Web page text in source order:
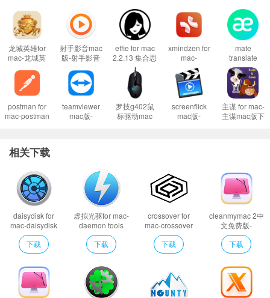
注意事项
用户在下载Mac软件后打开使用的时候可能会遇到的常见的三种报错：(出
现报错请大家务必一步一步耐心仔细看完下面的内容！！！)
XX软件已损坏，无法打开，你应该将它移到废纸篓
打不开XX软件，因为它来自身份不明的开发者
当你遇到上述问题的时候：
到这里一般情况下应用都可以运行了。
然而有的应用开启了任何来源还是不行，这是因为苹果进一步收缩了对未
签名应用的权限，这时候就需要通过过“终端”执行命令行代码来绕过应用签名认
证。
2、执行命令绕过苹果的公证Gatekeeper：
Mac打开应用提示已损坏怎么办
以上操作如果还不能解决，那就需要关闭SIP系统完整性保护才可以了。
3、关闭SIP系统完整性保护：
Mac怎么关闭SIP系统完整性 Mac SIP怎么关
龙城英雄for
mac-龙城英
v1.0.7
射手影音mac
版-射手影音
v4.9.4 beta.0
官方版
effie for mac
2.2.13 集合思
维导图、随手
笔于一身的写
作软件
xmindzen for
mac-
xmindzen
mac版下载
v22.8.2196
mate
translate
8.1.8 mac菜
单栏翻译软件
postman for
mac-postman
teamviewer
mac版-
罗技g402鼠
标驱动mac
screenflick
mac版-
主谋 for mac-
主谋mac版下
相关下载
daisydisk for
mac-daisydisk
mac版下载 v4.23
下载
虚拟光驱for mac-
daemon tools
lite for mac下载
v8.4.756
下载
crossover for
mac-crossover
mac版下载
v22.0.0.35485
下载
cleanmymac 2中
文免费版-
cleanmymac 2中
文版下载 v4.11
正式版
下载